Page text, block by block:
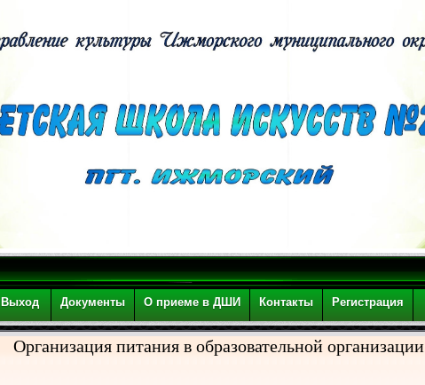
Выход Документы О приеме в ДШИ Контакты Регистрация
Организация питания в образовательной организации